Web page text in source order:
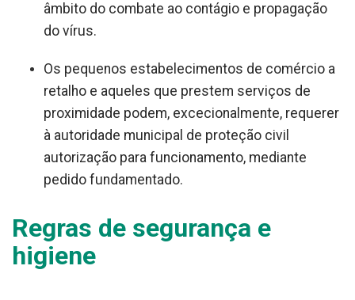
âmbito do combate ao contágio e propagação
do vírus.
Os pequenos estabelecimentos de comércio a
retalho e aqueles que prestem serviços de
proximidade podem, excecionalmente, requerer
à autoridade municipal de proteção civil
autorização para funcionamento, mediante
pedido fundamentado.
Regras de segurança e
higiene